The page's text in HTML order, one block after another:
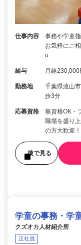
仕事内容
事務や学童
お気軽にご
u…
給与 月給230,000
勤務地
千葉県流山
歩3分
応募資格
無資格OK・
職場を盛り
の方大歓迎
後で見る
学童の事務・学
クズオカ人材紹介所
正社員